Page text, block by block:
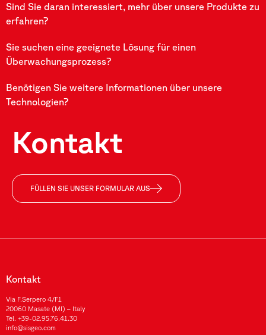
Sind Sie daran interessiert, mehr über unsere Produkte zu
erfahren?
Sie suchen eine geeignete Lösung für einen
Überwachungsprozess?
Benötigen Sie weitere Informationen über unsere
Technologien?
Kontakt
FÜLLEN SIE UNSER FORMULAR AUS
Kontakt
Via F.Serpero 4/F1
20060 Masate (MI) – Italy
Tel. +39-02.95.76.41.30
info@sisgeo.com